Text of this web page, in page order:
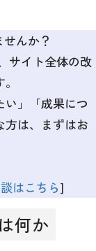
んか？
サイト全体の改
い」「成果につ
方は、まずはお
はこちら]
何か